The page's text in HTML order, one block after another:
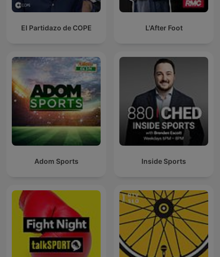
El Partidazo de COPE L'After Foot
Adom Sports Inside Sports